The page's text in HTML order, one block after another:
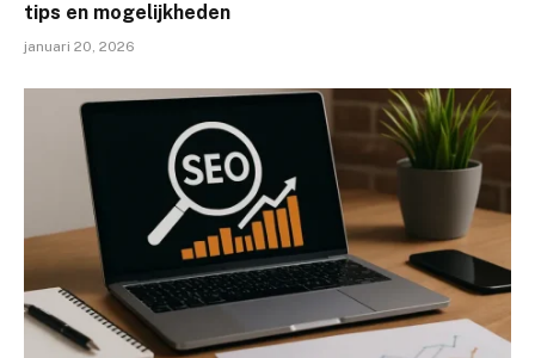
tips en mogelijkheden
januari 20, 2026